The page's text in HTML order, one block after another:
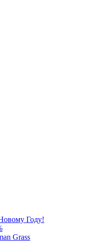
Году!
Grass